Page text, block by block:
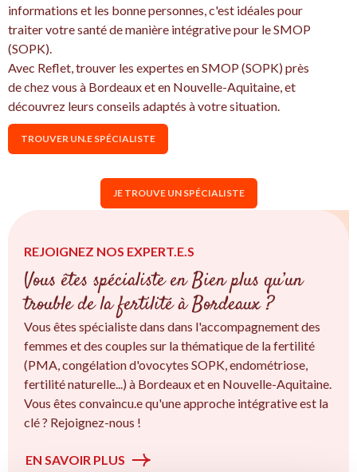
informations et les bonne personnes, c'est idéales pour
traiter votre santé de manière intégrative pour le SMOP
(SOPK).
Avec Reflet, trouver les expertes en SMOP (SOPK) près
de chez vous à Bordeaux et en Nouvelle-Aquitaine, et
découvrez leurs conseils adaptés à votre situation.
TROUVER UN.E SPÉCIALISTE
JE TROUVE UN SPÉCIALISTE
REJOIGNEZ NOS EXPERT.E.S
Vous êtes spécialiste en Bien plus qu’un
trouble de la fertilité à Bordeaux ?
Vous êtes spécialiste dans dans l'accompagnement des
femmes et des couples sur la thématique de la fertilité
(PMA, congélation d'ovocytes SOPK, endométriose,
fertilité naturelle...) à Bordeaux et en Nouvelle-Aquitaine.
Vous êtes convaincu.e qu'une approche intégrative est la
clé ? Rejoignez-nous !
EN SAVOIR PLUS